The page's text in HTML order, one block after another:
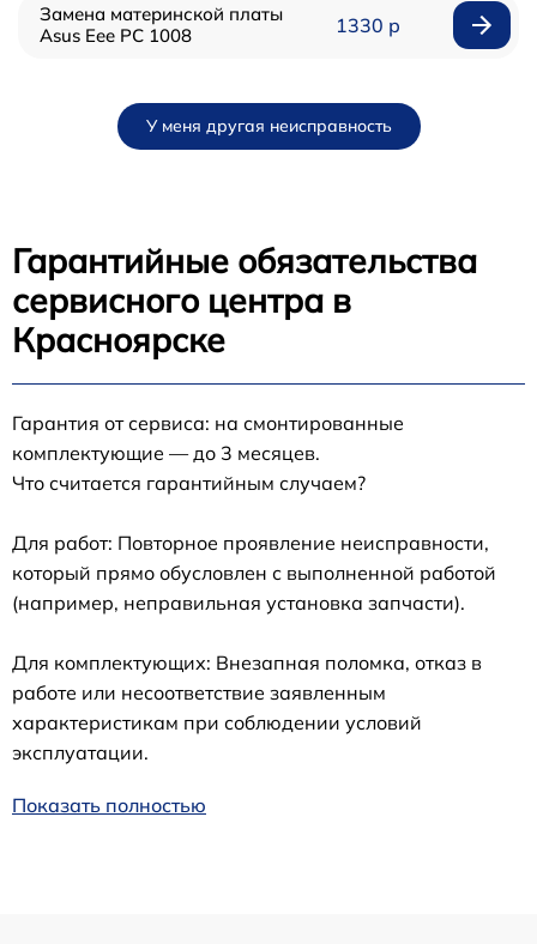
Замена материнской платы
Asus Eee PC 1008
1330 р
У меня другая неисправность
Гарантийные обязательства
сервисного центра в
Красноярске
Гарантия от сервиса: на смонтированные
комплектующие — до 3 месяцев.
Что считается гарантийным случаем?
Для работ: Повторное проявление неисправности,
который прямо обусловлен с выполненной работой
(например, неправильная установка запчасти).
Для комплектующих: Внезапная поломка, отказ в
работе или несоответствие заявленным
характеристикам при соблюдении условий
эксплуатации.
Показать полностью